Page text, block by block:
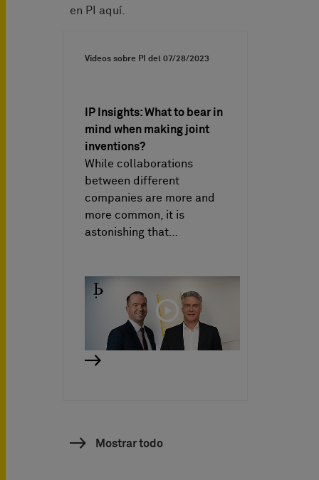
en PI aquí.
Vídeos sobre PI del 07/28/2023
IP Insights: What to bear in
mind when making joint
inventions?
While collaborations
between different
companies are more and
more common, it is
astonishing that…
Mostrar todo